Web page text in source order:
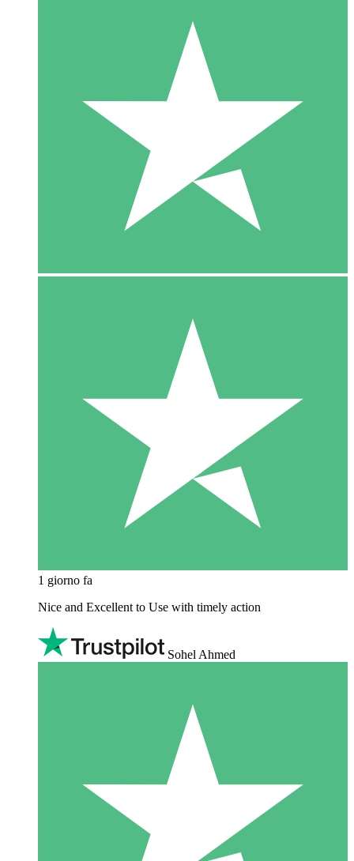
1 giorno fa
Nice and Excellent to Use with timely action
Sohel Ahmed